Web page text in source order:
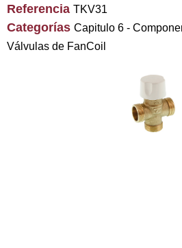
Referencia TKV31
Categorías Capitulo 6 -
Válvulas de FanCoil